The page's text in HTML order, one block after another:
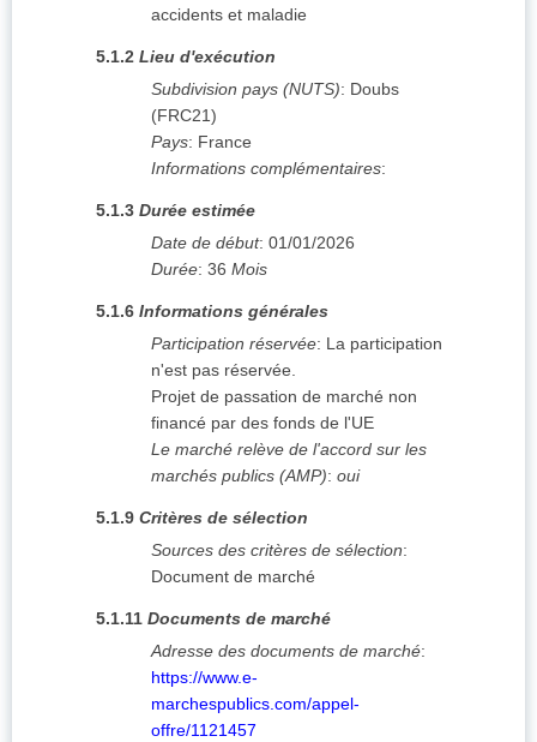
accidents et maladie
5.1.2 Lieu d'exécution
Subdivision pays (NUTS): Doubs
(FRC21)
Pays: France
Informations complémentaires:
5.1.3 Durée estimée
Date de début: 01/01/2026
Durée: 36 Mois
5.1.6 Informations générales
Participation réservée: La participation
n'est pas réservée.
Projet de passation de marché non
financé par des fonds de l'UE
Le marché relève de l'accord sur les
marchés publics (AMP): oui
5.1.9 Critères de sélection
Sources des critères de sélection:
Document de marché
5.1.11 Documents de marché
Adresse des documents de marché:
https://www.e-
marchespublics.com/appel-
offre/1121457